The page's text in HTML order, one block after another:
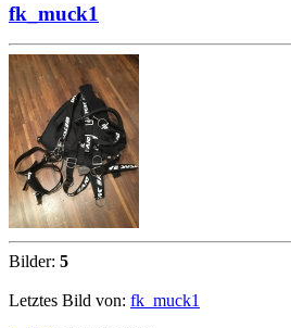
fk_muck1
Bilder: 5
Letztes Bild von: fk_muck1